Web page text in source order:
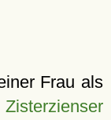
Frau als
Zisterzienser